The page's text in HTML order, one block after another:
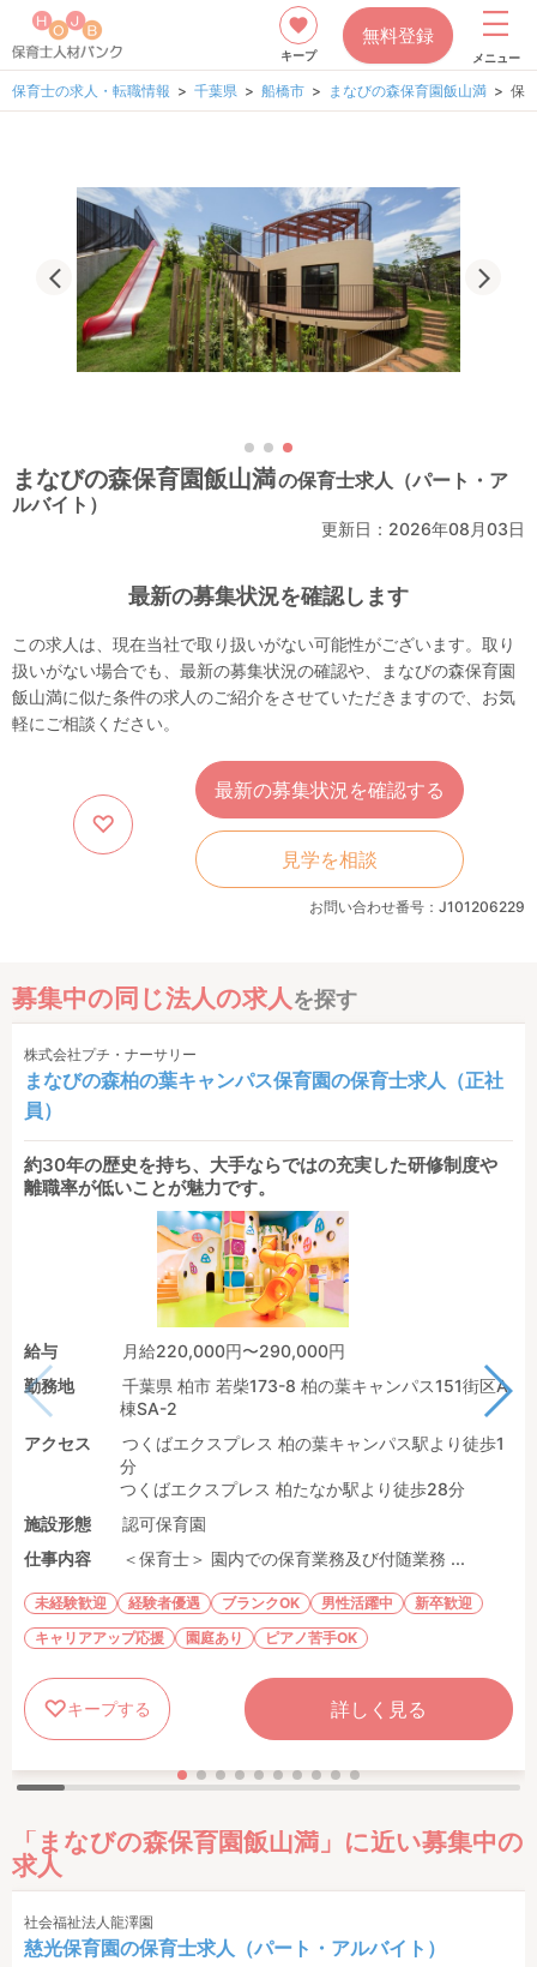
キープ
無料登録
メニュー
保育士の求人・転職情報 千葉県 船橋市 まなびの森保育園飯山満 保
まなびの森保育園飯山満の保育士求人（パート・ア
ルバイト）
更新日：2026年08月03日
最新の募集状況を確認します
この求人は、現在当社で取り扱いがない可能性がございます。取り
扱いがない場合でも、最新の募集状況の確認や、まなびの森保育園
飯山満に似た条件の求人のご紹介をさせていただきますので、お気
軽にご相談ください。
最新の募集状況を確認する
見学を相談
お問い合わせ番号：J101206229
募集中の同じ法人の求人を探す
株式会社プチ・ナーサリー
まなびの森柏の葉キャンパス保育園の保育士求人（正社
員）
約30年の歴史を持ち、大手ならではの充実した研修制度や
離職率が低いことが魅力です。
給与
月給220,000円〜290,000円
勤務地
千葉県 柏市 若柴173-8 柏の葉キャンパス151街区A
棟SA-2
アクセス
つくばエクスプレス 柏の葉キャンパス駅より徒歩1
分
つくばエクスプレス 柏たなか駅より徒歩28分
施設形態
認可保育園
仕事内容
＜保育士＞ 園内での保育業務及び付随業務 ...
未経験歓迎 経験者優遇 ブランクOK 男性活躍中
新卒歓迎
キャリアアップ応援
園庭あり ピアノ苦手OK
キープする 詳しく見る
「まなびの森保育園飯山満」に近い募集中の
求人
社会福祉法人龍澤園
慈光保育園の保育士求人（パート・アルバイト）